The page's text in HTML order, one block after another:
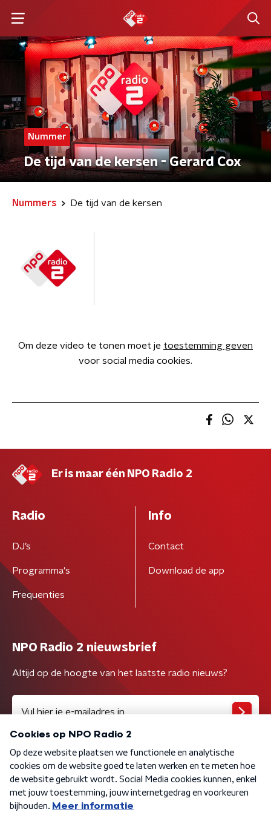
Nummer
De tijd van de kersen - Gerard Cox
Nummers De tijd van de kersen
Om deze video te tonen moet je toestemming geven
voor social media cookies.
Er is maar één NPO Radio 2
Radio
DJ’s
Programma's
Frequenties
Info
Contact
Download de app
NPO Radio 2 nieuwsbrief
Altijd op de hoogte van het laatste radio nieuws?
Algemene voorwaarden